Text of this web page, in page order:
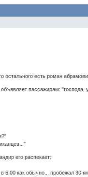
остального есть роман
пассажиpам:
его распекает:
6:00 как обычно... пробежал 30